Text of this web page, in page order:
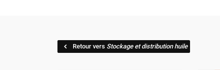
Rafraichisseur d'air mobile
Retour vers Stockage et distribution huile